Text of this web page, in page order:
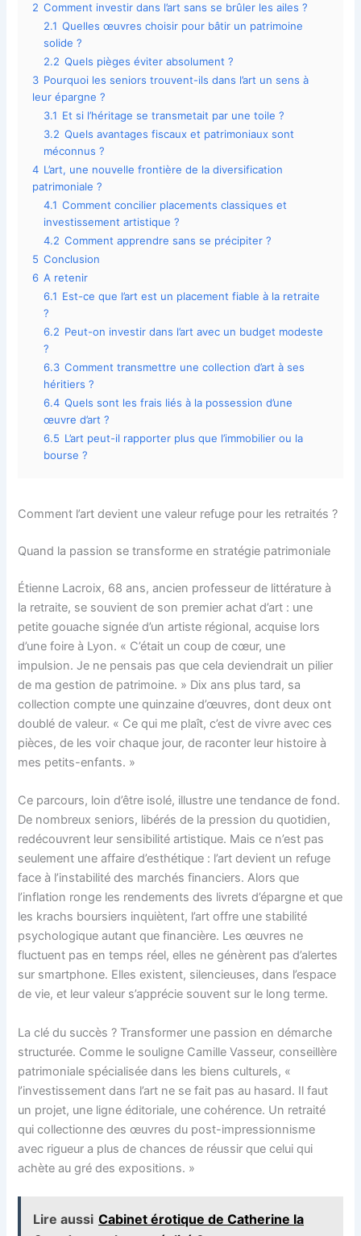
2 Comment investir dans l’art sans se brûler les ailes ?
2.1 Quelles œuvres choisir pour bâtir un patrimoine
solide ?
2.2 Quels pièges éviter absolument ?
3 Pourquoi les seniors trouvent-ils dans l’art un sens à
leur épargne ?
3.1 Et si l’héritage se transmetait par une toile ?
3.2 Quels avantages fiscaux et patrimoniaux sont
méconnus ?
4 L’art, une nouvelle frontière de la diversification
patrimoniale ?
4.1 Comment concilier placements classiques et
investissement artistique ?
4.2 Comment apprendre sans se précipiter ?
5 Conclusion
6 A retenir
6.1 Est-ce que l’art est un placement fiable à la retraite
?
6.2 Peut-on investir dans l’art avec un budget modeste
?
6.3 Comment transmettre une collection d’art à ses
héritiers ?
6.4 Quels sont les frais liés à la possession d’une
œuvre d’art ?
6.5 L’art peut-il rapporter plus que l’immobilier ou la
bourse ?
Comment l’art devient une valeur refuge pour les retraités ?
Quand la passion se transforme en stratégie patrimoniale
Étienne Lacroix, 68 ans, ancien professeur de littérature à
la retraite, se souvient de son premier achat d’art : une
petite gouache signée d’un artiste régional, acquise lors
d’une foire à Lyon. « C’était un coup de cœur, une
impulsion. Je ne pensais pas que cela deviendrait un pilier
de ma gestion de patrimoine. » Dix ans plus tard, sa
collection compte une quinzaine d’œuvres, dont deux ont
doublé de valeur. « Ce qui me plaît, c’est de vivre avec ces
pièces, de les voir chaque jour, de raconter leur histoire à
mes petits-enfants. »
Ce parcours, loin d’être isolé, illustre une tendance de fond.
De nombreux seniors, libérés de la pression du quotidien,
redécouvrent leur sensibilité artistique. Mais ce n’est pas
seulement une affaire d’esthétique : l’art devient un refuge
face à l’instabilité des marchés financiers. Alors que
l’inflation ronge les rendements des livrets d’épargne et que
les krachs boursiers inquiètent, l’art offre une stabilité
psychologique autant que financière. Les œuvres ne
fluctuent pas en temps réel, elles ne génèrent pas d’alertes
sur smartphone. Elles existent, silencieuses, dans l’espace
de vie, et leur valeur s’apprécie souvent sur le long terme.
La clé du succès ? Transformer une passion en démarche
structurée. Comme le souligne Camille Vasseur, conseillère
patrimoniale spécialisée dans les biens culturels, «
l’investissement dans l’art ne se fait pas au hasard. Il faut
un projet, une ligne éditoriale, une cohérence. Un retraité
qui collectionne des œuvres du post-impressionnisme
avec rigueur a plus de chances de réussir que celui qui
achète au gré des expositions. »
Lire aussi Cabinet érotique de Catherine la